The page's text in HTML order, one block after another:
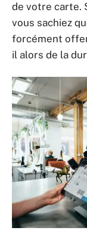
de votre carte.
vous sachiez
forcément
il alors de la